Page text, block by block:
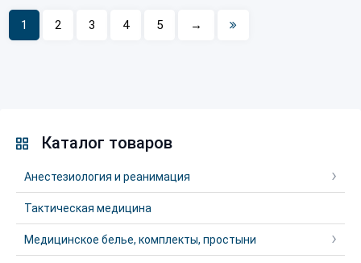
1 2 3 4 5 →
Каталог товаров
Анестезиология и реанимация
Тактическая медицина
Медицинское белье, комплекты, простыни